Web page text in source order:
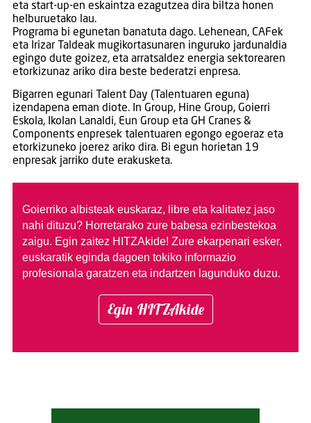
eta start-up-en eskaintza ezagutzea dira biltza honen
helburuetako lau.
Programa bi egunetan banatuta dago. Lehenean, CAFek
eta Irizar Taldeak mugikortasunaren inguruko jardunaldia
egingo dute goizez, eta arratsaldez energia sektorearen
etorkizunaz ariko dira beste bederatzi enpresa.
Bigarren egunari Talent Day (Talentuaren eguna)
izendapena eman diote. In Group, Hine Group, Goierri
Eskola, Ikolan Lanaldi, Eun Group eta GH Cranes &
Components enpresek talentuaren egongo egoeraz eta
etorkizuneko joerez ariko dira. Bi egun horietan 19
enpresak jarriko dute erakusketa.
Goierriko albisteak euskaraz, libre eta kalitatez jaso
nahi dituzu? Horretarako zure babesa ezinbestekoa
zaigu. Egin zaitez HITZAkide! Zure ekarpenari esker,
euskaratik eginda dagoen tokiko informazio
profesionala garatzen eta indartzen lagunduko duzu.
Egin HITZAkide